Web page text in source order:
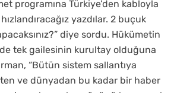
programına Türkiye’den kabloyla
yazdılar. 2 buçuk
diye sordu. Hükümetin
tek gailesinin kurultay olduğuna
“Bütün sistem sallantıya
ve dünyadan bu kadar bir haber